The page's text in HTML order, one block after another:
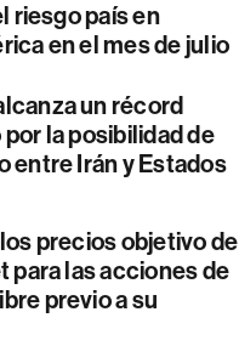
riesgo país en
en el mes de julio
un récord
la posibilidad de
entre Irán y Estados
precios objetivo de
para las acciones de
previo a su